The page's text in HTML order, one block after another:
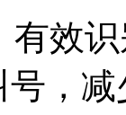
有效
，